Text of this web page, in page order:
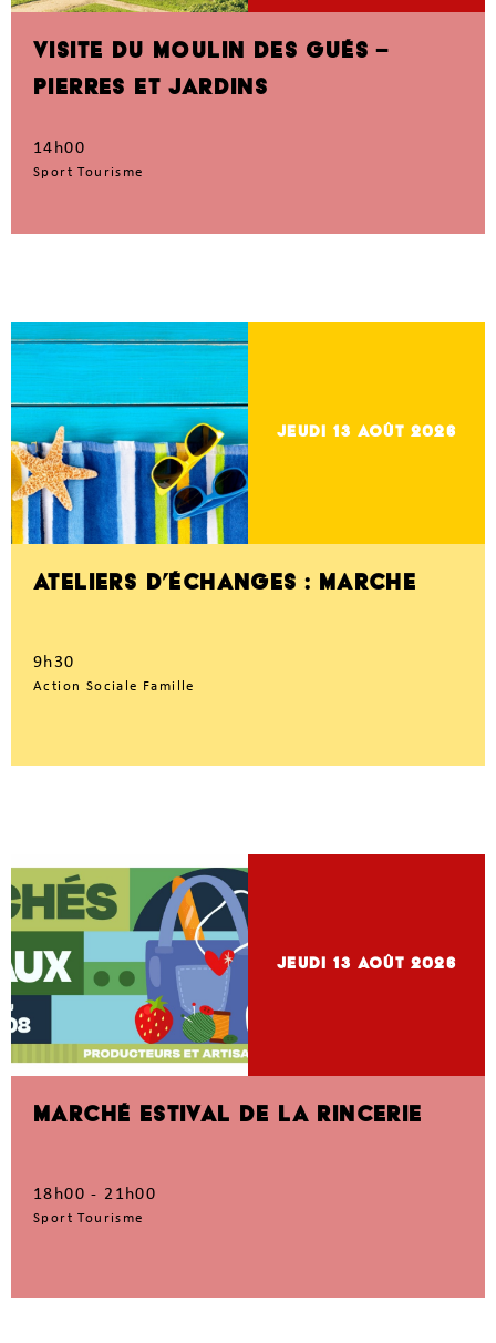
VISITE DU MOULIN DES GUÉS –
PIERRES ET JARDINS
14h00
Sport Tourisme
jeudi 13 Août 2026
ATELIERS D’ÉCHANGES : MARCHE
9h30
Action Sociale Famille
jeudi 13 Août 2026
MARCHÉ ESTIVAL DE LA RINCERIE
18h00 - 21h00
Sport Tourisme